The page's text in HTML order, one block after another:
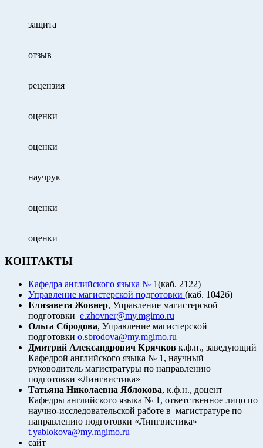
защита
отзыв
рецензия
оценки
оценки
научрук
оценки
оценки
КОНТАКТЫ
Кафедра английского языка № 1(каб. 2122)
Управление магистерской подготовки (каб. 1042б)
Елизавета Жовнер, Управление магистерской
подготовки e.zhovner@my.mgimo.ru
Ольга Сбродова, Управление магистерской
подготовки o.sbrodova@my.mgimo.ru
Дмитрий Александрович Крячков к.ф.н., заведующий
Кафедрой английского языка № 1, научный
руководитель магистратуры по направлению
подготовки «Лингвистика»
Татьяна Николаевна Яблокова, к.ф.н., доцент
Кафедры английского языка № 1, ответственное лицо по
научно-исследовательской работе в магистратуре по
направлению подготовки «Лингвистика»
t.yablokova@my.mgimo.ru
сайт